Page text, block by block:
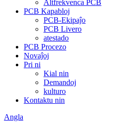
Altfrekvenca PCB
PCB Kapabloj
PCB-Ekipaĵo
PCB Livero
atestado
PCB Procezo
Novaĵoj
Pri ni
Kial nin
Demandoj
kulturo
Kontaktu nin
Angla